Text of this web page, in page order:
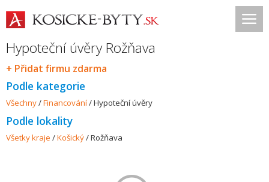
Hypoteční úvěry Rožňava
+ Přidat firmu zdarma
Podle kategorie
Všechny/Financování/Hypoteční úvěry
Podle lokality
Všetky kraje /Košický/Rožňava